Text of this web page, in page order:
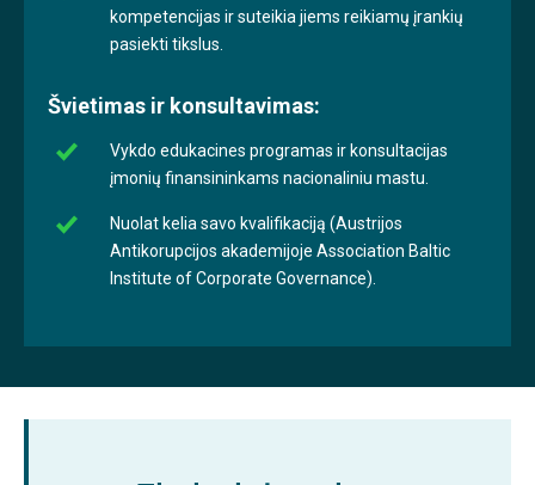
kompetencijas ir suteikia jiems reikiamų įrankių
pasiekti tikslus.
Švietimas ir konsultavimas:
Vykdo edukacines programas ir konsultacijas
įmonių finansininkams nacionaliniu mastu.
Nuolat kelia savo kvalifikaciją (Austrijos
Antikorupcijos akademijoje Association Baltic
Institute of Corporate Governance).